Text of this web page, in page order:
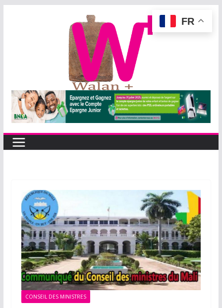
CONSEIL DES MINISTRES
FR